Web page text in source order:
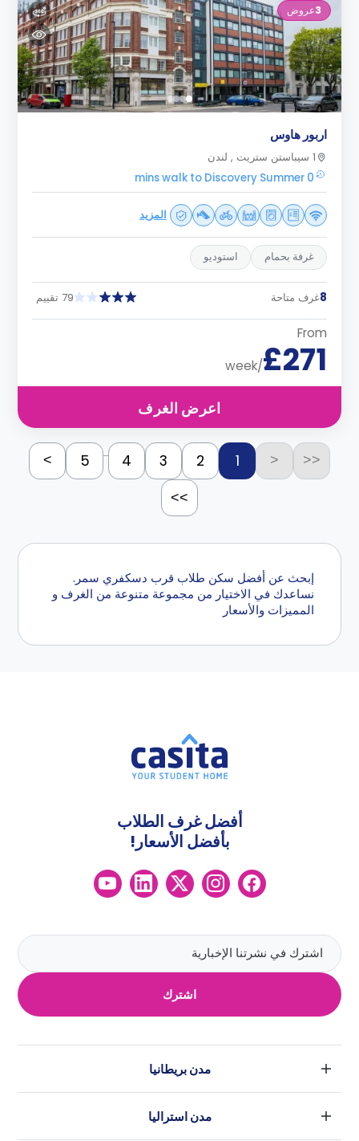
3عروض
اربور هاوس
1 سيباستن ستريت , لندن
0 mins walk to Discovery Summer
المزيد
غرفة بحمام استوديو
8غرف متاحة 79 تقييم
From
£271
/week
اعرض الغرف
<<
<
1
2
3
4
...
5
>
>>
إبحث عن أفضل سكن طلاب قرب دسكفري سمر.
نساعدك في الاختيار من مجموعة متنوعة من الغرف و
المميزات والأسعار
اشترك
أفضل غرف الطلاب
بأفضل الأسعار!
مدن بريطانيا
بارامنجهام
مدن استراليا